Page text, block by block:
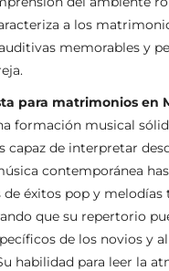
a los
memorables y
para matrimonios en
formación musical
capaz de interpretar
contemporánea
de éxitos pop y melodías
que su repertorio
de los novios y
habilidad para leer la